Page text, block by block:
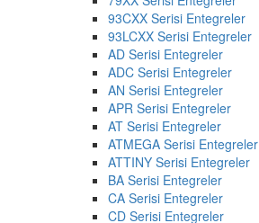
93CXX Serisi Entegreler
93LCXX Serisi Entegreler
AD Serisi Entegreler
ADC Serisi Entegreler
AN Serisi Entegreler
APR Serisi Entegreler
AT Serisi Entegreler
ATMEGA Serisi Entegreler
ATTINY Serisi Entegreler
BA Serisi Entegreler
CA Serisi Entegreler
CD Serisi Entegreler